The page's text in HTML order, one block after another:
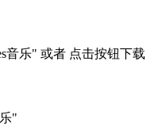
音乐" 或者 点击按钮下载
"